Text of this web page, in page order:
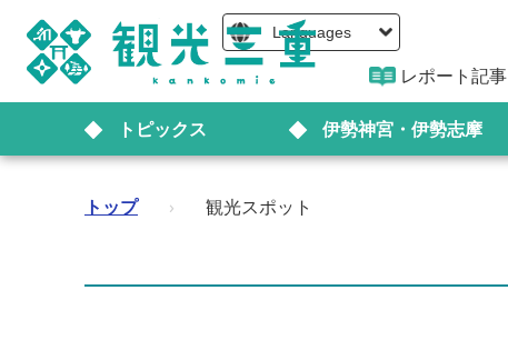
Languages
レポート記事
トピックス 伊勢神宮・伊勢志摩
トップ › 観光スポット